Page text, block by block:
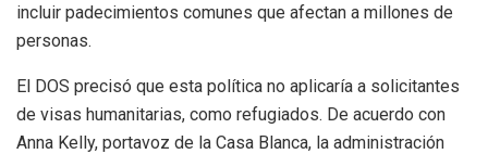
incluir padecimientos comunes que afectan a millones de
personas.
El DOS precisó que esta política no aplicaría a solicitantes
de visas humanitarias, como refugiados. De acuerdo con
Anna Kelly, portavoz de la Casa Blanca, la administración